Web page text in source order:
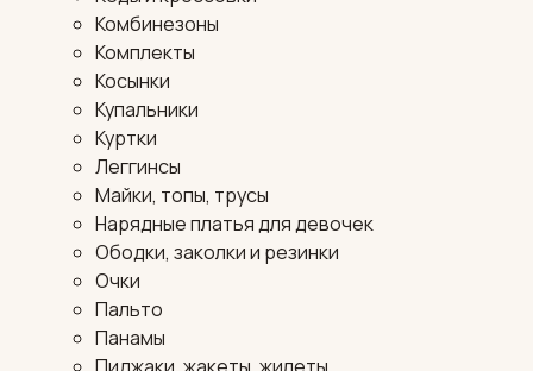
Комбинезоны
Комплекты
Косынки
Купальники
Куртки
Леггинсы
Майки, топы, трусы
Нарядные платья для девочек
Ободки, заколки и резинки
Очки
Пальто
Панамы